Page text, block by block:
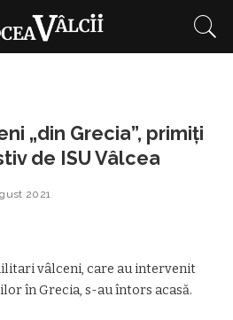
„din Grecia”, primiți
de ISU Vâlcea
2021
vâlceni, care au intervenit
în Grecia, s-au întors acasă.